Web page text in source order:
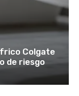
Colgate
de riesgo